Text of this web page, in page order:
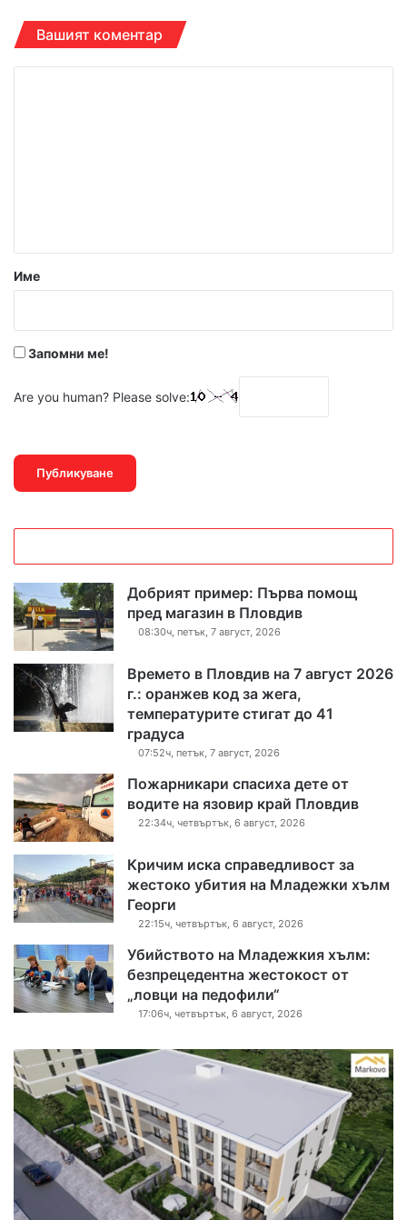
Вашият коментар
р
Име
Запомни ме!
Are you human? Please solve:
Добрият пример: Първа помощ
пред магазин в Пловдив
08:30ч, петък, 7 август, 2026
Времето в Пловдив на 7 август 2026
г.: оранжев код за жега,
температурите стигат до 41
градуса
07:52ч, петък, 7 август, 2026
Пожарникари спасиха дете от
водите на язовир край Пловдив
22:34ч, четвъртък, 6 август, 2026
Кричим иска справедливост за
жестоко убития на Младежки хълм
Георги
22:15ч, четвъртък, 6 август, 2026
Убийството на Младежкия хълм:
безпрецедентна жестокост от
„ловци на педофили“
17:06ч, четвъртък, 6 август, 2026